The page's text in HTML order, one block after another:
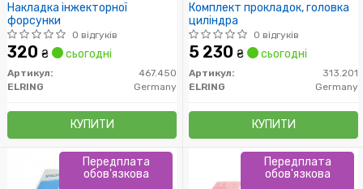
Накладка інжекторної
форсунки
0 відгуків
320 ₴ сьогодні
Артикул:
467.450
ELRING
Germany
КУПИТИ
Комплект прокладок, головка
циліндра
0 відгуків
5 230 ₴ сьогодні
Артикул:
313.201
ELRING
Germany
КУПИТИ
Передплата
обов'язкова
Передплата
обов'язкова